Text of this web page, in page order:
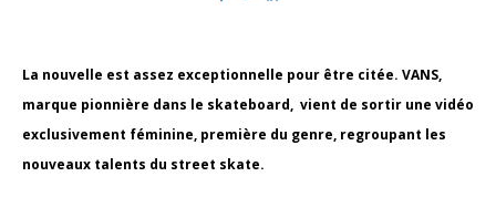
La nouvelle est assez exceptionnelle pour être citée. VANS,
marque pionnière dans le skateboard, vient de sortir une vidéo
exclusivement féminine, première du genre, regroupant les
nouveaux talents du street skate.